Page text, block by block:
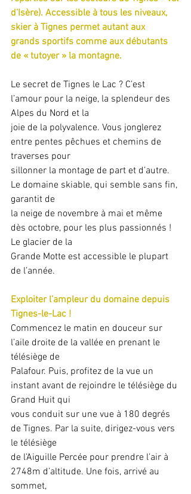
d’Isère). Accessible à tous les niveaux,
skier à Tignes permet autant aux
grands sportifs comme aux débutants
de « tutoyer » la montagne.
Le secret de Tignes le Lac ? C’est
l’amour pour la neige, la splendeur des
Alpes du Nord et la
joie de la polyvalence. Vous jonglerez
entre pentes pêchues et chemins de
traverses pour
sillonner la montage de part et d’autre.
Le domaine skiable, qui semble sans fin,
garantit de
la neige de novembre à mai et même
dès octobre, pour les plus passionnés !
Le glacier de la
Grande Motte est accessible le plupart
de l’année.
Exploiter l’ampleur du domaine depuis
Tignes-le-Lac !
Commencez le matin en douceur sur
l’aile droite de la vallée en prenant le
télésiège de
Palafour. Puis, profitez de la vue un
instant avant de rejoindre le télésiège du
Grand Huit qui
vous conduit sur une vue à 180 degrés
de Tignes. Par la suite, dirigez-vous vers
le télésiège
de l’Aiguille Percée pour prendre l’air à
2748m d’altitude. Une fois, arrivé au
sommet,